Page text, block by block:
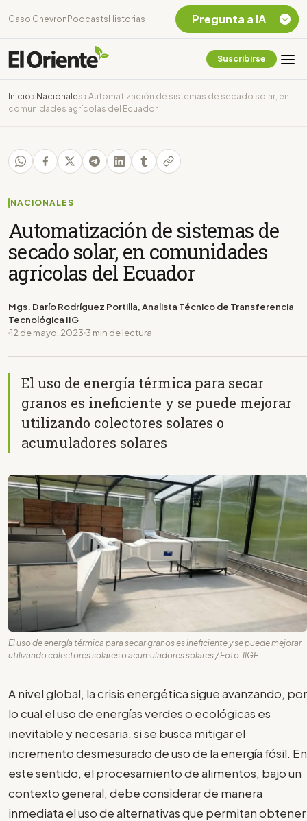
Caso Chevron Podcasts Historias
Suscribirse
Inicio › Nacionales › Automatización de sistemas de secado solar, en
comunidades agrícolas del Ecuador
NACIONALES
Automatización de sistemas de
secado solar, en comunidades
agrícolas del Ecuador
Mgs. Darío Rodríguez Portilla, Analista Técnico de Transferencia
Tecnológica IIG
12 de mayo, 2023 3 min de lectura
El uso de energía térmica para secar
granos es ineficiente y se puede mejorar
utilizando colectores solares o
acumuladores solares
El uso de energía térmica para secar granos es ineficiente y se puede mejorar
utilizando colectores solares o acumuladores solares / Foto: IIGE
A nivel global, la crisis energética sigue avanzando, por
lo cual el uso de energías verdes o ecológicas es
inevitable y necesaria, si se busca mitigar el
incremento desmesurado de uso de la energía fósil. En
este sentido, el procesamiento de alimentos, bajo un
contexto general, debe considerar de manera
inmediata el uso de alternativas que permitan obtener
Pregunta a IA
Chevron Ecuador